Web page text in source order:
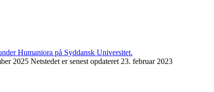
2025 Netstedet er senest opdateret 23. februar 2023